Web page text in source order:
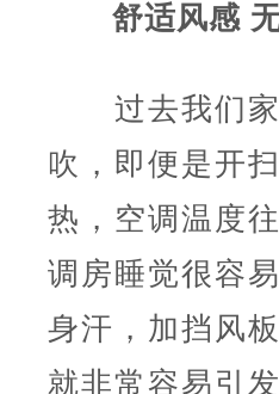
舒适风感
过去我们家
吹，即便是开
热，空调温度
调房睡觉很容
身汗，加挡风
就非常容易引